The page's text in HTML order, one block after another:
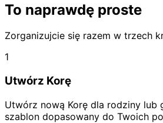
Planowanie podróży
Planujcie podróże razem. Trasy,
To naprawdę proste
Zorganizujcie się razem w trzech
1
Utwórz Korę
Utwórz nową Korę dla rodziny lub
szablon dopasowany do Twoich